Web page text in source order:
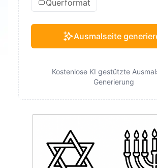
Querformat
Ausmalseite
Kostenlose KI gestützte
Generierung